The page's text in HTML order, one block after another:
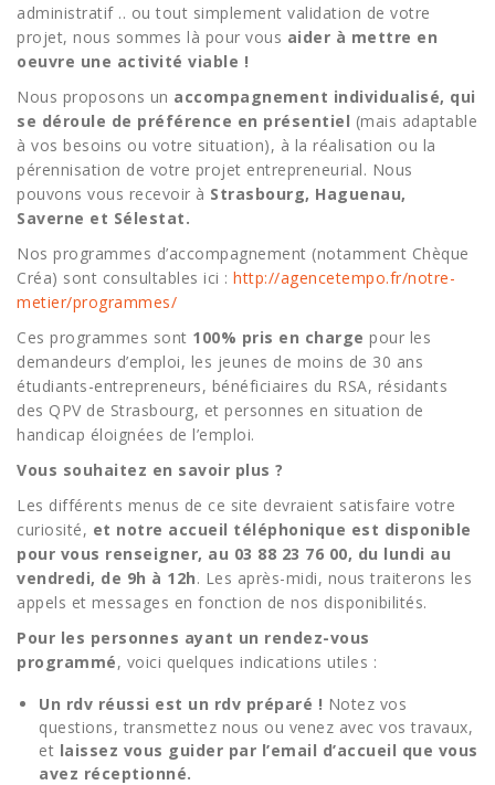
administratif .. ou tout simplement validation de votre
projet, nous sommes là pour vous aider à mettre en
oeuvre une activité viable !
Nous proposons un accompagnement individualisé, qui
se déroule de préférence en présentiel (mais adaptable
à vos besoins ou votre situation), à la réalisation ou la
pérennisation de votre projet entrepreneurial. Nous
pouvons vous recevoir à Strasbourg, Haguenau,
Saverne et Sélestat.
Nos programmes d’accompagnement (notamment Chèque
Créa) sont consultables ici : http://agencetempo.fr/notre-
metier/programmes/
Ces programmes sont 100% pris en charge pour les
demandeurs d’emploi, les jeunes de moins de 30 ans
étudiants-entrepreneurs, bénéficiaires du RSA, résidants
des QPV de Strasbourg, et personnes en situation de
handicap éloignées de l’emploi.
Vous souhaitez en savoir plus ?
Les différents menus de ce site devraient satisfaire votre
curiosité, et notre accueil téléphonique est disponible
pour vous renseigner, au 03 88 23 76 00, du lundi au
vendredi, de 9h à 12h. Les après-midi, nous traiterons les
appels et messages en fonction de nos disponibilités.
Pour les personnes ayant un rendez-vous
programmé, voici quelques indications utiles :
Un rdv réussi est un rdv préparé ! Notez vos
questions, transmettez nous ou venez avec vos travaux,
et laissez vous guider par l’email d’accueil que vous
avez réceptionné.